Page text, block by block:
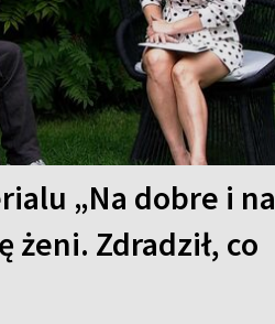
„Na dobre i na
żeni. Zdradził, co